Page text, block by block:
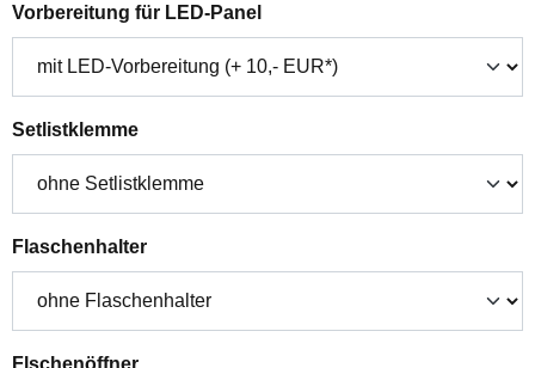
Vorbereitung für LED-Panelauswählen
Setlistklemmeauswählen
Flaschenhalterauswählen
Flschenöffnerauswählen